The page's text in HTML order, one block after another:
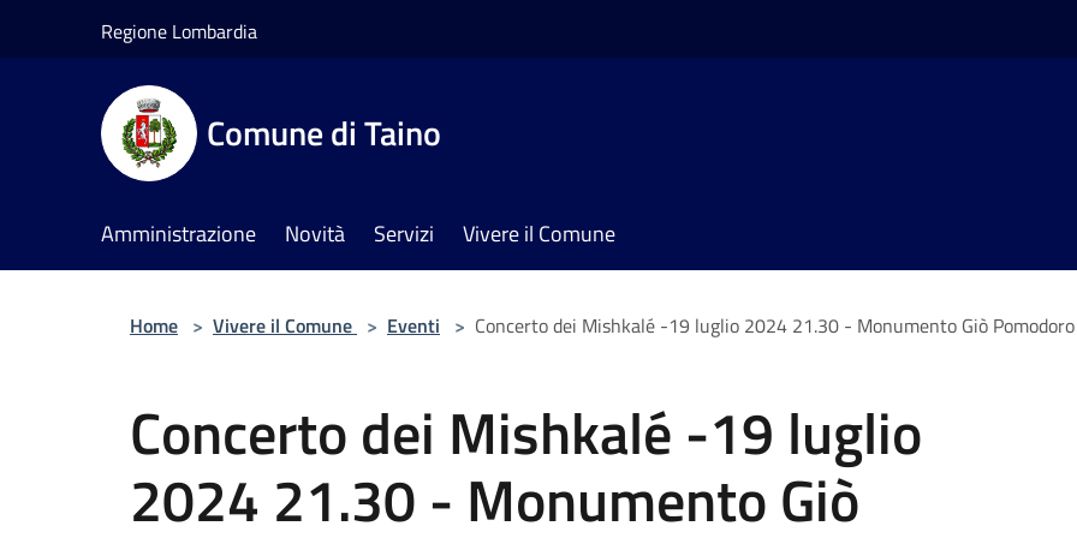
Regione Lombardia
Comune di Taino
Amministrazione Novità Servizi Vivere il Comune
Home > Vivere il Comune > Eventi > Concerto dei Mishkalé -19 luglio 2024 21.30 - Monumento Giò Pomodoro
Concerto dei Mishkalé -19 luglio
2024 21.30 - Monumento Giò